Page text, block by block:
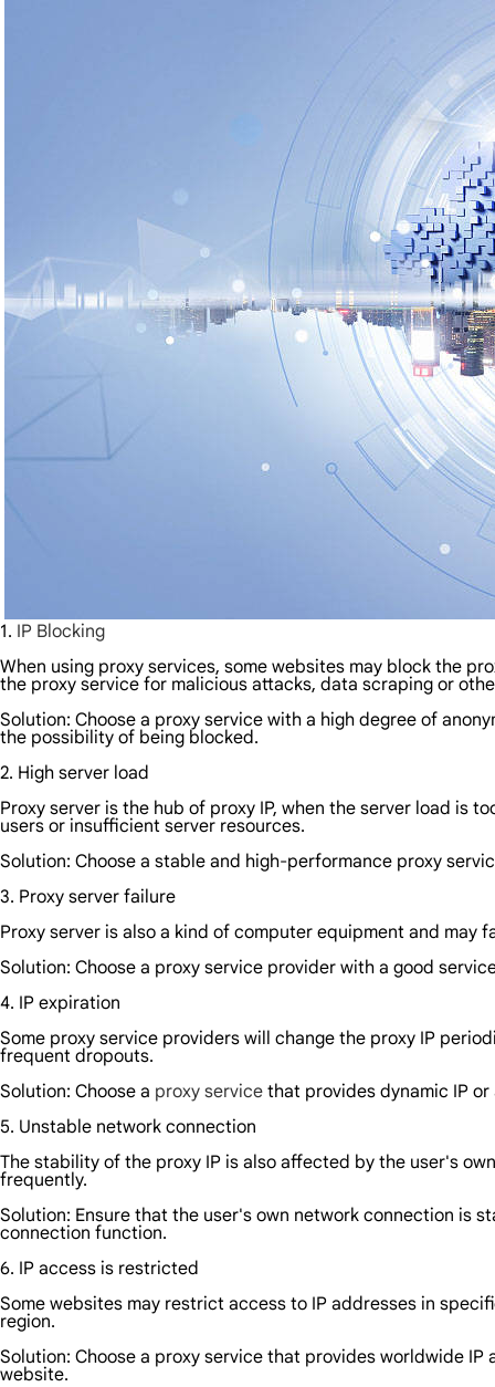
1. IP Blocking
When using proxy services, some websites may block the
the proxy service for malicious attacks, data scraping or
Solution: Choose a proxy service with a high degree of
the possibility of being blocked.
2. High server load
Proxy server is the hub of proxy IP, when the server load is
users or insufficient server resources.
Solution: Choose a stable and high-performance proxy
3. Proxy server failure
Proxy server is also a kind of computer equipment and may
Solution: Choose a proxy service provider with a good
4. IP expiration
Some proxy service providers will change the proxy IP
frequent dropouts.
Solution: Choose a proxy service that provides dynamic IP
5. Unstable network connection
The stability of the proxy IP is also affected by the user's
frequently.
Solution: Ensure that the user's own network connection is
connection function.
6. IP access is restricted
Some websites may restrict access to IP addresses in
region.
Solution: Choose a proxy service that provides worldwide
website.